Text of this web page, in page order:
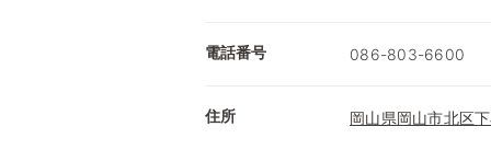
電話番号 086-803-6600
住所 岡山県岡山市北区